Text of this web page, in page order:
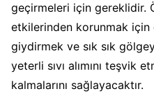
geçirmeleri için gereklidir.
etkilerinden korunmak
giydirmek ve sık sık
yeterli sıvı alımını teşvik
kalmalarını sağlayacaktır.